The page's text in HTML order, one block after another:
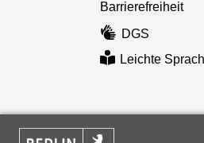
Barrierefreiheit
DGS
Leichte